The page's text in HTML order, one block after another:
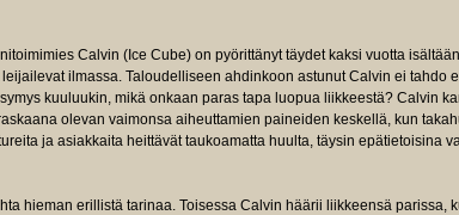
Calvin (Ice Cube) on pyörittänyt täydet kaksi vuotta
ilmassa. Taloudelliseen ahdinkoon astunut Calvin ei tahdo
kuuluukin, mikä onkaan paras tapa luopua liikkeestä? Calvin
olevan vaimonsa aiheuttamien paineiden keskellä, kun
ja asiakkaita heittävät taukoamatta huulta, täysin epätietoisina
hieman erillistä tarinaa. Toisessa Calvin häärii liikkeensä parissa,